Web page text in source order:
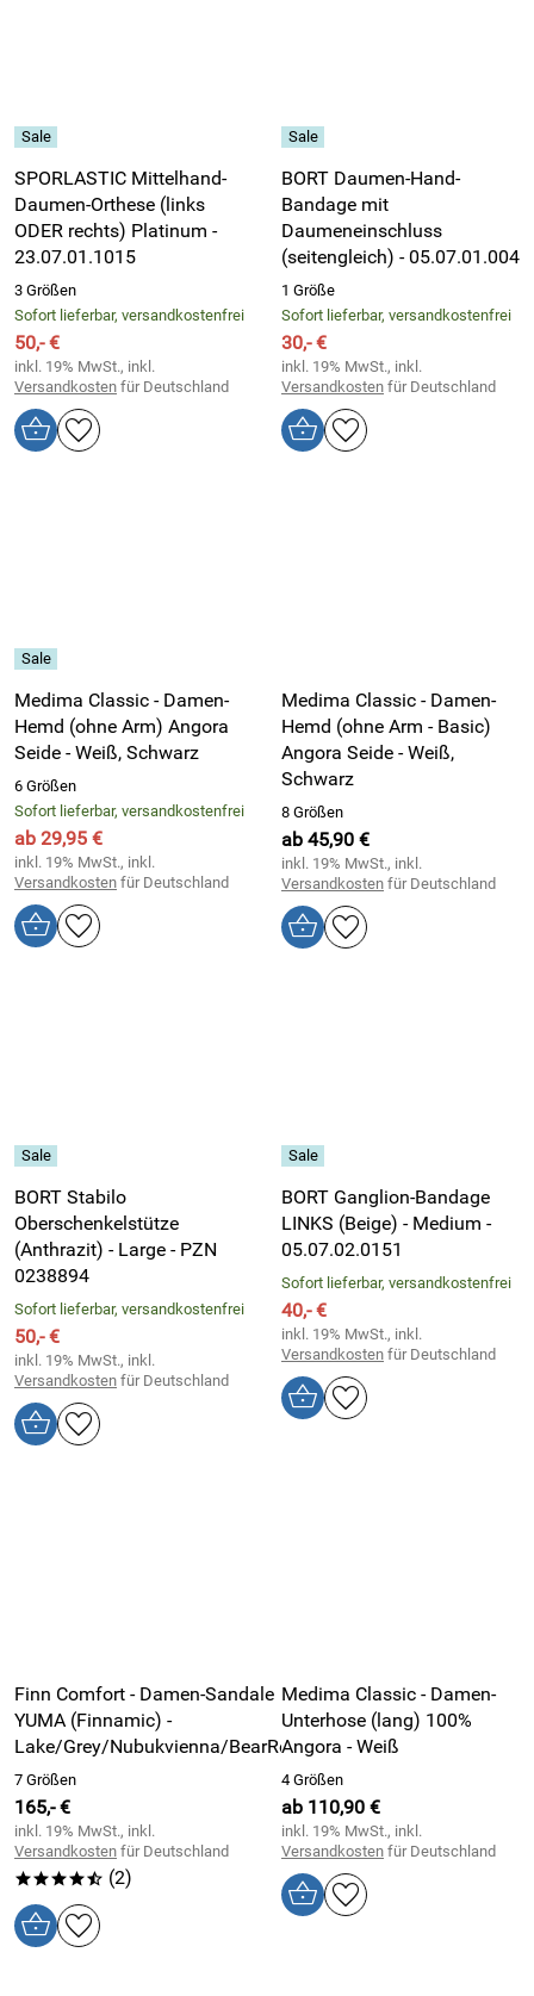
SPORLASTIC Mittelhand-
Daumen-Orthese (links
ODER rechts) Platinum -
23.07.01.1015
3 Größen
Sofort lieferbar, versandkostenfrei
50,- €
inkl. 19% MwSt., inkl.
Versandkosten für Deutschland
BORT Daumen-Hand-
Bandage mit
Daumeneinschluss
(seitengleich) - 05.07.01.004
1 Größe
Sofort lieferbar, versandkostenfrei
30,- €
inkl. 19% MwSt., inkl.
Versandkosten für Deutschland
Medima Classic - Damen-
Hemd (ohne Arm) Angora
Seide - Weiß, Schwarz
6 Größen
Sofort lieferbar, versandkostenfrei
ab 29,95 €
inkl. 19% MwSt., inkl.
Versandkosten für Deutschland
Medima Classic - Damen-
Hemd (ohne Arm - Basic)
Angora Seide - Weiß,
Schwarz
8 Größen
ab 45,90 €
inkl. 19% MwSt., inkl.
Versandkosten für Deutschland
BORT Stabilo
Oberschenkelstütze
(Anthrazit) - Large - PZN
0238894
Sofort lieferbar, versandkostenfrei
50,- €
inkl. 19% MwSt., inkl.
Versandkosten für Deutschland
BORT Ganglion-Bandage
LINKS (Beige) - Medium -
05.07.02.0151
Sofort lieferbar, versandkostenfrei
40,- €
inkl. 19% MwSt., inkl.
Versandkosten für Deutschland
Finn Comfort - Damen-Sandale
YUMA (Finnamic) -
Lake/Grey/Nubukvienna/BearReno
7 Größen
165,- €
inkl. 19% MwSt., inkl.
Versandkosten für Deutschland
****/ (2)
Medima Classic - Damen-
Unterhose (lang) 100%
Angora - Weiß
4 Größen
ab 110,90 €
inkl. 19% MwSt., inkl.
Versandkosten für Deutschland